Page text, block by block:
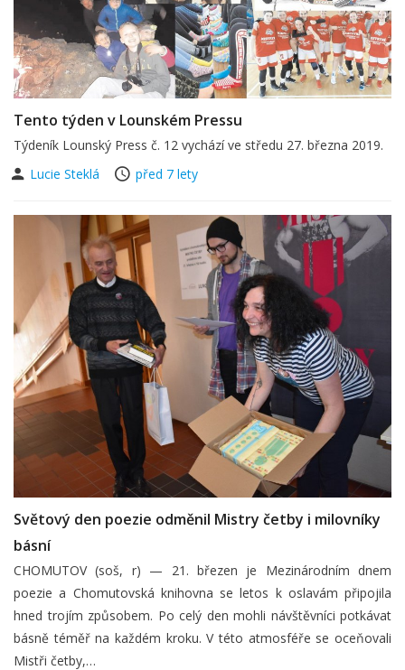
Tento týden v Lounském Pressu
Týdeník Lounský Press č. 12 vychází ve středu 27. března 2019.
Lucie Steklá
před 7 lety
Světový den poezie odměnil Mistry četby i milovníky
básní
CHOMUTOV (soš, r) — 21. březen je Mezinárodním dnem
poezie a Chomutovská knihovna se letos k oslavám připojila
hned trojím způsobem. Po celý den mohli návštěvníci potkávat
básně téměř na každém kroku. V této atmosféře se oceňovali
Mistři četby,…